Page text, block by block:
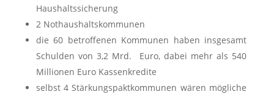
Haushaltssicherung
2 Nothaushaltskommunen
die 60 betroffenen Kommunen haben insgesamt
Schulden von 3,2 Mrd. Euro, dabei mehr als 540
Millionen Euro Kassenkredite
selbst 4 Stärkungspaktkommunen wären mögliche